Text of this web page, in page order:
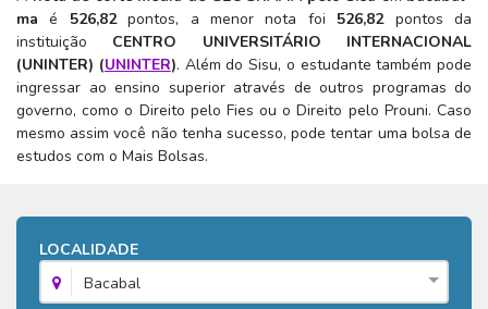
Enem 2026 - Tudo o que você precisa saber
Enem – O que é
Enem – Quem pode fazer
Enem – Para que serve
Enem – Como se preparar
Enem – Cartilha redação
Hora do Enem – O que é
SISU
Sisu 2026 – Tudo o que você precisa saber
SISU – O que é
SISU – Quem pode participar
SISU – Universidades participantes
SISU - Simulador
PROUNI
Prouni 2026 – Tudo o que você precisa saber
Prouni – O que é
Prouni – Como se inscrever
Prouni – Documentos necessários
Prouni – Lista de espera
FIES
Fies e P-Fies 2026 – Tudo o que você precisa saber
Fies – Quem pode participar
Fies - Como funciona
Fies – Como fazer a inscrição
PRONATEC
ENARE
ma é 526,82pontos, a menor nota foi 526,82pontos da
instituição CENTRO UNIVERSITÁRIO INTERNACIONAL
(UNINTER) (UNINTER). Além do Sisu, o estudante também pode
ingressar ao ensino superior através de outros programas do
governo, como o Direito pelo Fies ou o Direito pelo Prouni. Caso
mesmo assim você não tenha sucesso, pode tentar uma bolsa de
estudos com o Mais Bolsas.
LOCALIDADE
Bacabal